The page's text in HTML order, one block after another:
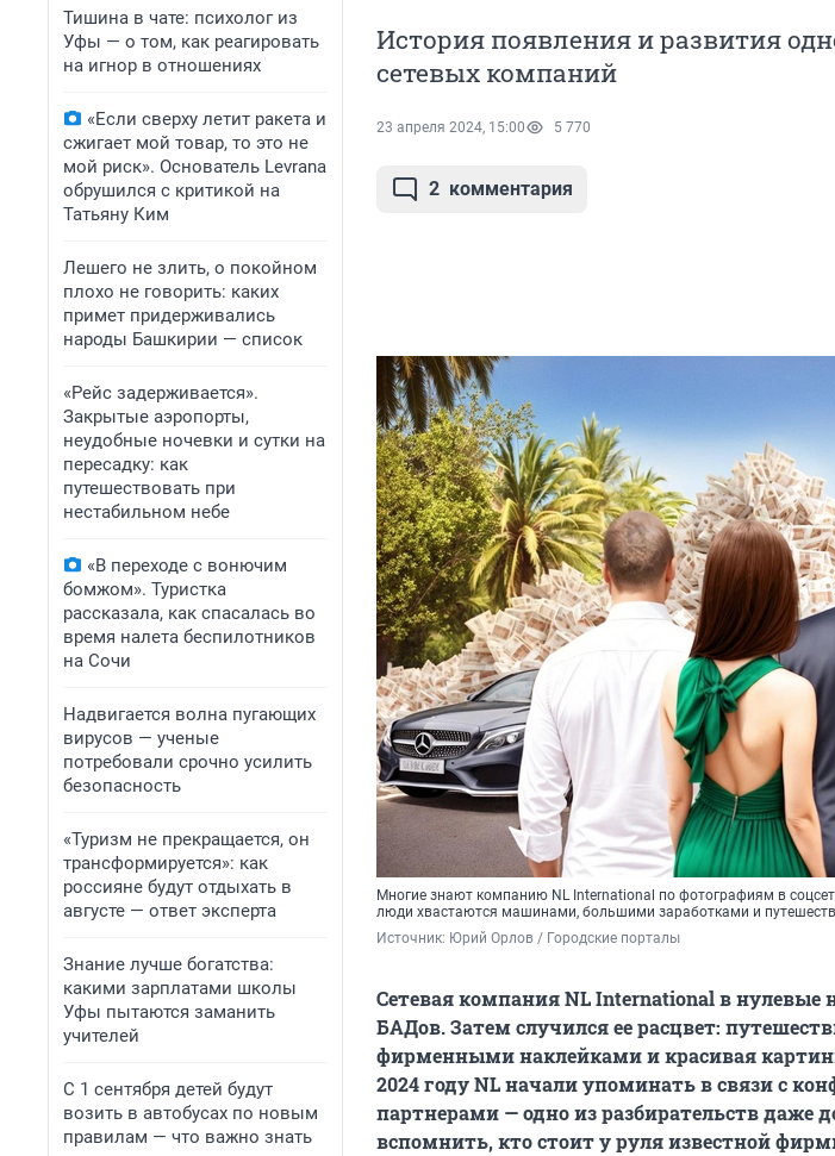
Тишина в чате: психолог из
Уфы — о том, как реагировать
на игнор в отношениях
«Если сверху летит ракета и
сжигает мой товар, то это не
мой риск». Основатель Levrana
обрушился с критикой на
Татьяну Ким
Лешего не злить, о покойном
плохо не говорить: каких
примет придерживались
народы Башкирии — список
«Рейс задерживается».
Закрытые аэропорты,
неудобные ночевки и сутки на
пересадку: как
путешествовать при
нестабильном небе
«В переходе с вонючим
бомжом». Туристка
рассказала, как спасалась во
время налета беспилотников
на Сочи
Надвигается волна пугающих
вирусов — ученые
потребовали срочно усилить
безопасность
«Туризм не прекращается, он
трансформируется»: как
россияне будут отдыхать в
августе — ответ эксперта
Знание лучше богатства:
какими зарплатами школы
Уфы пытаются заманить
учителей
С 1 сентября детей будут
возить в автобусах по новым
правилам — что важно знать
История появления и развития
сетевых компаний
23 апреля 2024, 15:00 5 770
2 комментария
Многие знают компанию NL International по фотографиям в
люди хвастаются машинами, большими заработками и
Источник: Юрий Орлов / Городские порталы
Сетевая компания NL International в нулевые
БАДов. Затем случился ее расцвет:
фирменными наклейками и красивая
2024 году NL начали упоминать в связи с
партнерами — одно из разбирательств даже
вспомнить, кто стоит у руля известной